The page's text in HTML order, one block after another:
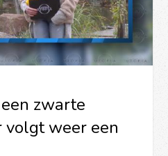
zwarte
volgt weer een